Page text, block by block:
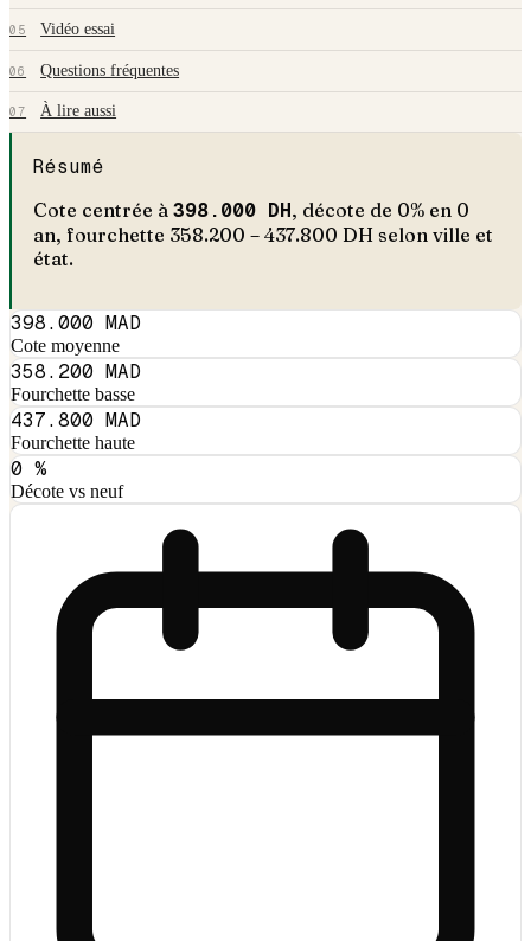
05 Vidéo essai
06 Questions fréquentes
07 À lire aussi
Résumé
Cote centrée à 398.000DH, décote de 0% en 0
an, fourchette 358.200 – 437.800 DH selon ville et
état.
398.000 MAD
Cote moyenne
358.200 MAD
Fourchette basse
437.800 MAD
Fourchette haute
0 %
Décote vs neuf